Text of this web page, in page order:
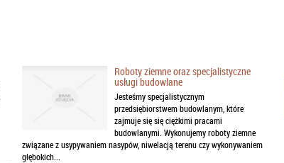
Roboty ziemne oraz specjalistyczne
usługi budowlane
Jesteśmy specjalistycznym
przedsiębiorstwem budowlanym, które
zajmuje się się ciężkimi pracami
budowlanymi. Wykonujemy roboty ziemne
związane z usypywaniem nasypów, niwelacją terenu czy wykonywaniem
głębokich...